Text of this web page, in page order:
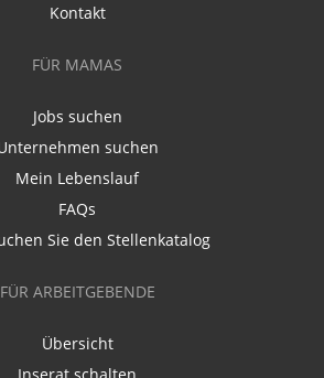
Kontakt
FÜR MAMAS
Jobs suchen
suchen
Mein Lebenslauf
FAQs
Sie den Stellenkatalog
FÜR ARBEITGEBENDE
Übersicht
Inserat schalten